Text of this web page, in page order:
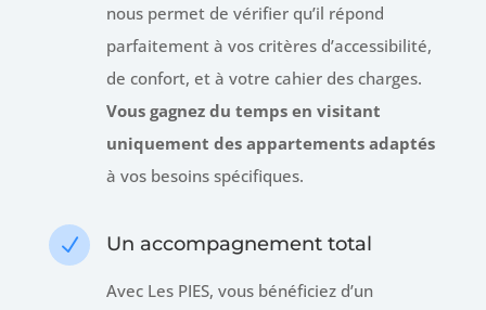
nous permet de vérifier qu’il répond
parfaitement à vos critères d’accessibilité,
de confort, et à votre cahier des charges.
Vous gagnez du temps en visitant
uniquement des appartements adaptés
à vos besoins spécifiques.
N Un accompagnement total
Avec Les PIES, vous bénéficiez d’un